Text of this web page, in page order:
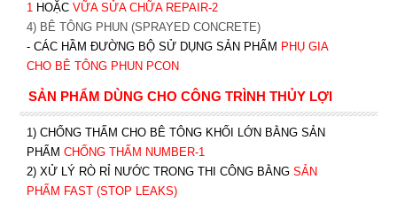
1 HOẶC VỮA SỬA CHỮA REPAIR-2
4) BÊ TÔNG PHUN (SPRAYED CONCRETE)
- CÁC HẦM ĐƯỜNG BỘ SỬ DỤNG SẢN PHẨM PHỤ GIA
CHO BÊ TÔNG PHUN PCON
SẢN PHẨM DÙNG CHO CÔNG TRÌNH THỦY LỢI
1) CHỐNG THẤM CHO BÊ TÔNG KHỐI LỚN BẰNG SẢN
PHẨM CHỐNG THẤM NUMBER-1
2) XỬ LÝ RÒ RỈ NƯỚC TRONG THI CÔNG BẰNG SẢN
PHẨM FAST (STOP LEAKS)